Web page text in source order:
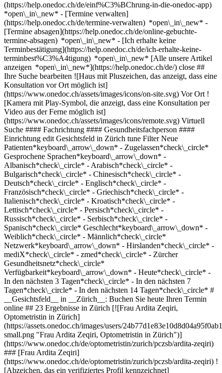
(https://help.onedoc.ch/de/einf%C3%BChrung-in-die-onedoc-app)
*open\_in\_new* - [Termine verwalten](https://help.onedoc.ch/de/termine-verwalten) *open\_in\_new* - [Termine absagen](https://help.onedoc.ch/de/online-gebuchte-termine-absagen) *open\_in\_new* - [Ich erhalte keine Terminbestätigung](https://help.onedoc.ch/de/ich-erhalte-keine-terminbest%C3%A4tigung) *open\_in\_new* [Alle unsere Artikel anzeigen *open\_in\_new*](https://help.onedoc.ch/de/) close ## Ihre Suche bearbeiten ![Haus mit Pluszeichen, das anzeigt, dass eine Konsultation vor Ort möglich ist](https://www.onedoc.ch/assets/images/icons/on-site.svg) Vor Ort ![Kamera mit Play-Symbol, die anzeigt, dass eine Konsultation per Video aus der Ferne möglich ist](https://www.onedoc.ch/assets/images/icons/remote.svg) Virtuell Suche #### Fachrichtung #### Gesundheitsfachperson #### Einrichtung edit Gesichtsfeld in Zürich tune Filter Neue Patienten*keyboard\_arrow\_down* - Zugelassen*check\_circle* Gesprochene Sprachen*keyboard\_arrow\_down* - Albanisch*check\_circle* - Arabisch*check\_circle* - Bulgarisch*check\_circle* - Chinesisch*check\_circle* - Deutsch*check\_circle* - Englisch*check\_circle* - Französisch*check\_circle* - Griechisch*check\_circle* - Italienisch*check\_circle* - Kroatisch*check\_circle* - Lettisch*check\_circle* - Persisch*check\_circle* - Russisch*check\_circle* - Serbisch*check\_circle* - Spanisch*check\_circle* Geschlecht*keyboard\_arrow\_down* - Weiblich*check\_circle* - Männlich*check\_circle* Netzwerk*keyboard\_arrow\_down* - Hirslanden*check\_circle* - mediX*check\_circle* - zmed*check\_circle* - Zürcher Gesundheitsnetz*check\_circle* Verfügbarkeit*keyboard\_arrow\_down* - Heute*check\_circle* - In den nächsten 3 Tagen*check\_circle* - In den nächsten 7 Tagen*check\_circle* - In den nächsten 14 Tagen*check\_circle* # __Gesichtsfeld__ in __Zürich__: Buchen Sie heute Ihren Termin online ## 23 Ergebnisse in Zürich [![Frau Ardita Zeqiri, Optometristin in Zürich](https://assets.onedoc.ch/images/users/24b77d1e83e10d8d04a95f0ab113e8a1ac90527d8683d02c94aa9f7479d82805-small.png "Frau Ardita Zeqiri, Optometristin in Zürich")](https://www.onedoc.ch/de/optometristin/zurich/pczsb/ardita-zeqiri) ### [Frau Ardita Zeqiri](https://www.onedoc.ch/de/optometristin/zurich/pczsb/ardita-zeqiri) ![Abzeichen, das ein verifiziertes Profil kennzeichnet](https://www.onedoc.ch/assets/images/icons/checkmark.svg) [Optometristin](https://www.onedoc.ch/de/optometrist/zurich) [tazz Talacker Augen Zentrum Zürich](https://www.onedoc.ch/de/gruppenpraxis/zurich/esdw/tazz-talacker-augen-zentrum-zurich) Pelikanstrasse 18 8001 Zürich ![Patient mit Pluszeichen, der anzeigt, dass neue Patienten angenommen werden](https://www.onedoc.ch/assets/images/icons/new-patients.svg)Akzeptiert neue Patienten [Termin buchen](https://www.onedoc.ch/de/optometristin/zurich/pczsb/ardita-zeqiri) Expertisen: Gesichtsfeld, [Kontaktlinsen](https://www.onedoc.ch/de/kontaktlinsen/zurich), [Hyperopie | Weitsichtigkeit](https://www.onedoc.ch/de/hyperopie-weitsichtigkeit/zurich), [Kurzsichtigkeit | Myopie](https://www.onedoc.ch/de/kurzsichtigkeit-myopie/zurich), [Sehstörung](https://www.onedoc.ch/de/sehstorung/zurich), [Korrekturgläser](https://www.onedoc.ch/de/korrekturglaser/zurich), [Progressive Gläser](https://www.onedoc.ch/de/progressive-glaser/zurich), [Brille](https://www.onedoc.ch/de/brille/zurich), [Augencheck | Untersuchung der Sehkraft | Visustest](https://www.onedoc.ch/de/augencheck-untersuchung-der-sehkraft-visustest/zurich)Mehr anzeigen *chevron\_left* Di. 04 Aug. *chevron\_right* Mehr Termine anzeigen *error\_outline* Beim Laden der Verfügbarkeiten ist ein Fehler aufgetreten [Erneut versuchen](https://www.onedoc.ch) Expertisen: Gesichtsfeld, [Kontaktlinsen](https://www.onedoc.ch/de/kontaktlinsen/zurich), [Hyperopie | Weitsichtigkeit](https://www.onedoc.ch/de/hyperopie-weitsichtigkeit/zurich), [Kurzsichtigkeit | Myopie](https://www.onedoc.ch/de/kurzsichtigkeit-myopie/zurich), [Sehstörung](https://www.onedoc.ch/de/sehstorung/zurich), [Korrekturgläser](https://www.onedoc.ch/de/korrekturglaser/zurich), [Progressive Gläser](https://www.onedoc.ch/de/progressive-glaser/zurich), [Brille](https://www.onedoc.ch/de/brille/zurich), [Augencheck | Untersuchung der Sehkraft | Visustest](https://www.onedoc.ch/de/augencheck-untersuchung-der-sehkraft-visustest/zurich)Mehr anzeigen [![Dr. Jonas Stemmle, Augenarzt in Zürich](https://assets.onedoc.ch/images/users/b7447333d33962875c9679dfde7dcba3fa3cc529e08b0813b07abf93362100b5-small.jpg "Dr. Jonas Stemmle, Augenarzt in Zürich")](https://www.onedoc.ch/de/augenarzt/zurich/pc1jt/dr-jonas-stemmle) ### [Dr. Jonas Stemmle](https://www.onedoc.ch/de/augenarzt/zurich/pc1jt/dr-jonas-stemmle) ![Abzeichen, das ein verifiziertes Profil kennzeichnet](https://www.onedoc.ch/assets/images/icons/checkmark.svg) [Augenarzt](https://www.onedoc.ch/de/augenarzt/zurich) [Augenarzt-Praxis Stemmle](https://www.onedoc.ch/de/medizinische-praxis/zurich/exqc/augenarzt-praxis-stemmle) Kreuzplatz 1 8032 Zürich ![Dr. Jonas Stemmle ist bei Hirslanden angeschlossen](https://assets.onedoc.ch/images/networks/logos/7a9c24ef8e66c111282a51999a6cedf6d489b2b7daf5ce11d914499004b82a1b-small.png)![Dr. Jonas Stemmle ist bei mediX angeschlossen](https://assets.onedoc.ch/images/networks/logos/4f3be0e73805cd850f7f0f1bddc7c1871c91eddabe35e40a16c0bfdcf16c9e49-small.png)![Dr. Jonas Stemmle ist bei zmed angeschlossen](https://assets.onedoc.ch/images/networks/logos/d08af15350af7c04a5a337dcdd94db7bbdd1726c898ddb322b7db4ce6bd75b9d-small.png)![Dr. Jonas Stemmle ist bei Zürcher Gesundheitsnetz angeschlossen](https://assets.onedoc.ch/images/networks/logos/18898801bb0bf8ea6e9948a3a543b57845a9a79f23e3e0f31ef31c1095eadc36-small.png) und 1 weitere ![Patient mit Pluszeichen, der anzeigt, dass neue Patienten angenommen werden](https://www.onedoc.ch/assets/images/icons/new-patients.svg)Akzeptiert neue Patienten [Termin buchen](https://www.onedoc.ch/de/augenarzt/zurich/pc1jt/dr-jonas-stemmle) Expertisen: Gesichtsfeld, [Katarakt-Chirurgie | Grauer Star-Operation](https://www.onedoc.ch/de/katarakt-chirurgie-grauer-star-operation/zurich), [Katarakt | Grauer Star](https://www.onedoc.ch/de/katarakt-grauer-star/zurich), [Blepharoplastik | Augenlidchirurgie](https://www.onedoc.ch/de/blepharoplastik-augenlidchirurgie/zurich), [Trockene Augen](https://www.onedoc.ch/de/trockene-augen/zurich), [Keratokonus | Hornhautkegel](https://www.onedoc.ch/de/keratokonus-hornhautkegel/zurich), [Strabismus | Schielen](https://www.onedoc.ch/de/strabismus-schielen/zurich), [Uveitis](https://www.onedoc.ch/de/uveitis/zurich), [Konjunktivitis | Bindehautentzündung](https://www.onedoc.ch/de/konjunktivitis-bindehautentzundung/zurich), [Sehstörung](https://www.onedoc.ch/de/sehstorung/zurich), [Daltonismus | Farbenblindheit | Rot-Grün-Sehschwäche](https://www.onedoc.ch/de/daltonismus-farbenblindheit-rot-grun-sehschwache/zurich), [Augencheck | Untersuchung der Sehkraft | Visustest](https://www.onedoc.ch/de/augencheck-untersuchung-der-sehkraft-visustest/zurich), [Refraktive Chirurgie](https://www.onedoc.ch/de/refraktive-chirurgie/zurich), [Altersbedingte Makuladegeneration | AMD](https://www.onedoc.ch/de/altersbedingte-makuladegeneration-amd/zurich), [Astigmatismus](https://www.onedoc.ch/de/astigmatismus/zurich), [Astigmatismus-Chirurgie](https://www.onedoc.ch/de/astigmatismus-chirurgie/zurich), [Brille](https://www.onedoc.ch/de/brille/zurich), [Chalazion | Hagelkorn](https://www.onedoc.ch/de/chalazion-hagelkorn/zurich), [Chirurgie der Hypermetropie | Chirurgie der Weitsichtigkeit](https://www.onedoc.ch/de/chirurgie-der-hypermetropie-chirurgie-der-weitsichtigkeit/zurich), [Chirurgie der Myopie | Chirurgie der Kurzsichtigkeit](https://www.onedoc.ch/de/chirurgie-der-myopie-chirurgie-der-kurzsichtigkeit/zurich), [Chirurgie der Presbyopie | Chirurgie der Alterssichtigkeit](https://www.onedoc.ch/de/chirurgie-der-presbyopie-chirurgie-der-alterssichtigkeit/zurich), [Funduskopie | Ophthalmoskopie | Augenspiegelung | Spaltlampenuntersuchung](https://www.onedoc.ch/de/funduskopie-ophthalmoskopie-augenspiegelung-spaltlampenuntersuchung/zurich), [Glaukom | Grüner Star](https://www.onedoc.ch/de/glaukom-gruner-star/zurich), [Glaukom-Chirurgie | Grüner Star-Operation](https://www.onedoc.ch/de/glaukom-chirurgie-gruner-star-operation/zurich), [Hordeolum | Gerstenkorn](https://www.onedoc.ch/de/hordeolum-gerstenkorn/zurich), [Hornhautchirurgie](https://www.onedoc.ch/de/hornhautchirurgie/zurich), [Hyperopie | Weitsichtigkeit](https://www.onedoc.ch/de/hyperopie-weitsichtigkeit/zurich), [Kontaktlinsen](https://www.onedoc.ch/de/kontaktlinsen/zurich), [Korrekturgläser](https://www.onedoc.ch/de/korrekturglaser/zurich), [Kurzsichtigkeit | Myopie](https://www.onedoc.ch/de/kurzsichtigkeit-myopie/zurich), [Netzhautchirurgie](https://www.onedoc.ch/de/netzhautchirurgie/zurich), [Okuloplastik](https://www.onedoc.ch/de/okuloplastik/zurich), [Ophthalmo-Diabetologie](https://www.onedoc.ch/de/ophthalmo-diabetologie/zurich), [Pädiatrische Ophthalmologie](https://www.onedoc.ch/de/padiatrische-ophthalmologie/zurich), [Presbylasik | Augenlaserbehandlung der Alterssichtigkeit](https://www.onedoc.ch/de/presbylasik-augenlaserbehandlung-der-alterssichtigkeit/zurich), [Presbyopie | Alterssichtigkeit](https://www.onedoc.ch/de/presbyopie-alterssichtigkeit/zurich), [Progressive Gläser](https://www.onedoc.ch/de/progressive-glaser/zurich), [Sehtest für den Führerschein](https://www.onedoc.ch/de/sehtest-fur-den-fuhrerschein/zurich), [Tränenwegchirurgie](https://www.onedoc.ch/de/tranenwegchirurgie/zurich), [Visuelle Rehabilitation](https://www.onedoc.ch/de/visuelle-rehabilitation/zurich), [Vorsorgeuntersuchung Diabetische Retinopathie](https://www.onedoc.ch/de/vorsorgeuntersuchung-diabetische-retinopathie/zurich)Mehr anzeigen *chevron\_left* Di. 04 Aug. *chevron\_right* Mehr Termine anzeigen *error\_outline* Beim Laden der Verfügbarkeiten ist ein Fehler aufgetreten [Erneut versuchen](https://www.onedoc.ch) Ex